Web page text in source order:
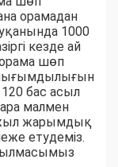
орамадан
1000
кезде ай
шөп
бас асыл
малмен
жыл жарымдық
етудеміз.